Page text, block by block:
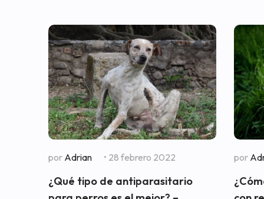
por Adrian • 28 febrero 2022
¿Qué tipo de antiparasitario
por